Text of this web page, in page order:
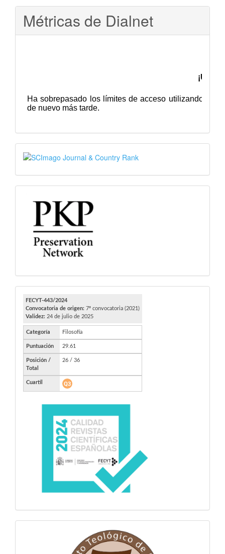
Métricas de Dialnet
SJR
PKP
FECYT